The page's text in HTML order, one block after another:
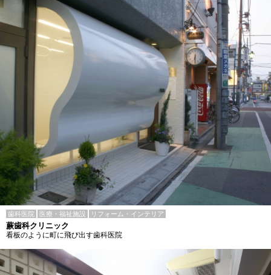
歯科医院 医療・福祉施設 リフォーム・インテリア
蕨歯科クリニック
看板のように町に飛び出す歯科医院